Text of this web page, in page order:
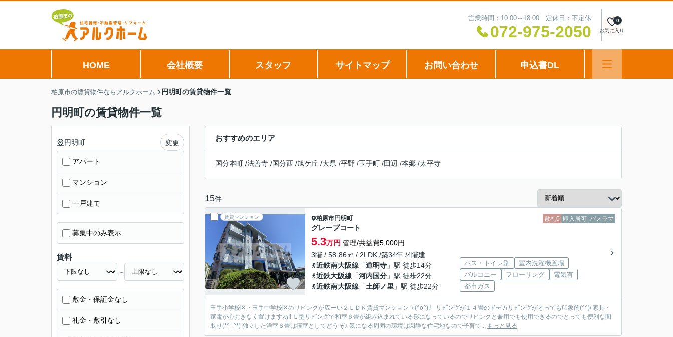
営業時間：10:00～18:00 定休日：不定休
072-975-2050 お気に入り
0
HOME 会社概要 スタッフ サイトマップ お問い合わせ 申込書DL
柏原市の賃貸物件ならアルクホーム 円明町の賃貸物件一覧
円明町の賃貸物件一覧
おすすめのエリア
国分本町 /法善寺 /国分西 /旭ケ丘 /大県 /平野 /玉手町 /田辺 /本郷 /太平寺
15件
賃貸マンション 敷礼0 即入居可 パノラマ
柏原市円明町
グレープコート
5.3万円 管理/共益費5,000円
3階 / 58.86㎡ / 2LDK /築34年 /4階建
近鉄南大阪線 「道明寺 」駅 徒歩14分
近鉄大阪線 「河内国分 」駅 徒歩22分
近鉄南大阪線 「土師ノ里 」駅 徒歩22分
バス・トイレ別
室内洗濯機置場
バルコニー
フローリング
電気有
都市ガス
玉手小学校区・玉手中学校区のリビングが広ーい２ＬＤＫ賃貸マンションヽ(^o^)丿 リビングが１４畳のドデカリビングがとっても印象的(^^)/ 家具・
家電が心おきなく置けますね!! Ｌ型リビングで和室６畳が組み込まれている形になっているのでリビングと兼用でも使用できるのでとっても便利な間
取り(*^_^*) 独立した洋室６畳は寝室としてどうぞ♪ 気になる周囲の環境は閑静な住宅地なので子育て... もっと見る
円明町 変更
アパート
マンション
一戸建て
募集中のみ表示
賃料
～
敷金・保証金なし
礼金・敷引なし